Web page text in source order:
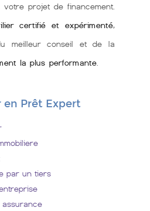
projet de financement.
certifié et expérimenté,
meilleur conseil et de la
la plus performante
en Prêt Expert
par un tiers
assurance